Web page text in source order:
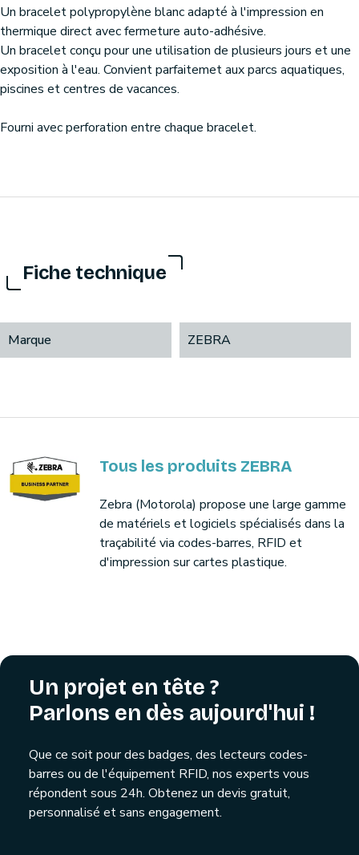
Un bracelet polypropylène blanc adapté à l'impression en
thermique direct avec fermeture auto-adhésive.
Un bracelet conçu pour une utilisation de plusieurs jours et une
exposition à l'eau. Convient parfaitemet aux parcs aquatiques,
piscines et centres de vacances.
Fourni avec perforation entre chaque bracelet.
Fiche technique
Marque ZEBRA
Tous les produits ZEBRA
Zebra (Motorola) propose une large gamme
de matériels et logiciels spécialisés dans la
traçabilité via codes-barres, RFID et
d'impression sur cartes plastique.
Un projet en tête ?
Parlons en dès aujourd'hui !
Que ce soit pour des badges, des lecteurs codes-
barres ou de l'équipement RFID, nos experts vous
répondent sous 24h. Obtenez un devis gratuit,
personnalisé et sans engagement.